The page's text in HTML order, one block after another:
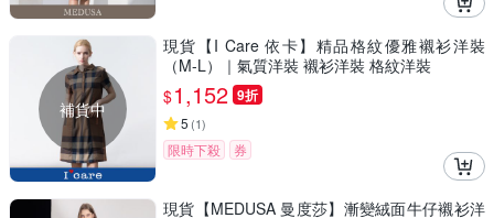
補貨中
現貨【I Care 依卡】精品格紋優雅襯衫洋裝
（M-L）｜氣質洋裝 襯衫洋裝 格紋洋裝
$1,152 9折
5 (1)
限時下殺 券
現貨【MEDUSA 曼度莎】漸變絨面牛仔襯衫洋